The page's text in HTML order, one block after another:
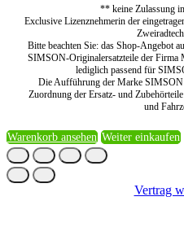
** keine Zulassung
Exclusive Lizenznehmerin der
Bitte beachten Sie: das Shop-Angebot
SIMSON-Originalersatzteile der Firma
lediglich passend für
Die Aufführung der Marke
Zuordnung der Ersatz- und
und
Warenkorb ansehen Weiter einkaufen
Vertrag